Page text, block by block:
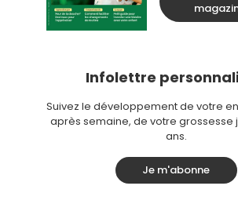
Infolettre
Suivez le développement de votre
après semaine, de votre grossesse
ans.
Je m'abonne